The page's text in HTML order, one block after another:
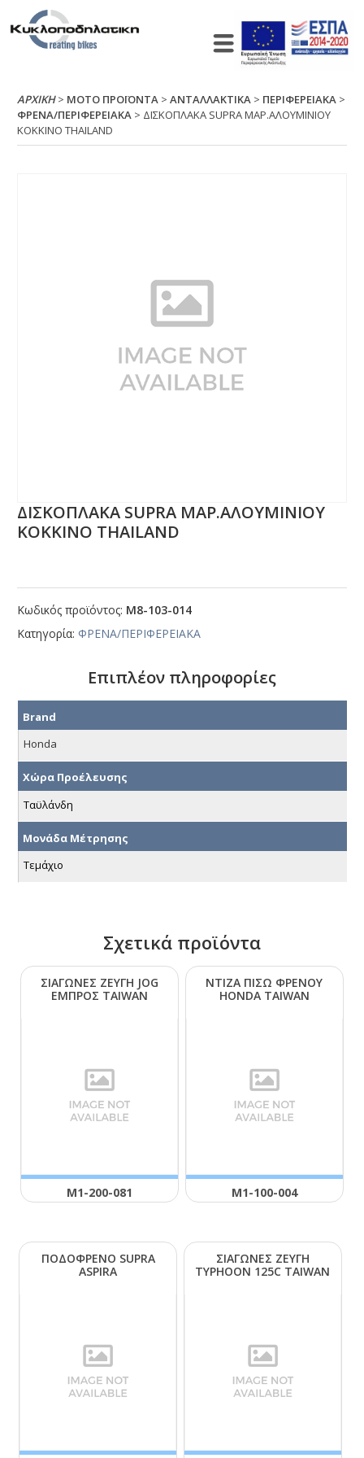
ΑΡΧΙΚΉ> ΜΟΤΟ ΠΡΟΪΟΝΤΑ >ΑΝΤΑΛΛΑΚΤΙΚΑ > ΠΕΡΙΦΕΡΕΙΑΚΑ >
ΦΡΕΝΑ/ΠΕΡΙΦΕΡΕΙΑΚΑ > ΔΙΣΚΟΠΛΑΚΑ SUΡRΑ ΜΑΡ.ΑΛΟΥΜΙΝΙΟΥ
ΚΟΚΚΙΝΟ ΤΗΑΙLΑΝD
ΔΙΣΚΟΠΛΑΚΑ SUΡRΑ ΜΑΡ.ΑΛΟΥΜΙΝΙΟΥ
ΚΟΚΚΙΝΟ ΤΗΑΙLΑΝD
Κωδικός προϊόντος: Μ8-103-014
Κατηγορία: ΦΡΕΝΑ/ΠΕΡΙΦΕΡΕΙΑΚΑ
Επιπλέον πληροφορίες
Brand
Honda
Χώρα Προέλευσης
Ταϋλάνδη
Μονάδα Μέτρησης
Τεμάχιο
Σχετικά προϊόντα
ΣΙΑΓΩΝΕΣ ΖΕΥΓΗ JΟG
ΕΜΠΡΟΣ ΤΑΙWΑΝ
Μ1-200-081
ΝΤΙΖΑ ΠΙΣΩ ΦΡΕΝΟΥ
ΗΟΝDΑ ΤΑΙWΑΝ
Μ1-100-004
ΠΟΔΟΦΡΕΝΟ SUΡRΑ
ΑSΡΙRΑ
ΣΙΑΓΩΝΕΣ ΖΕΥΓΗ
ΤΥΡΗΟΟΝ 125C ΤΑΙWΑΝ